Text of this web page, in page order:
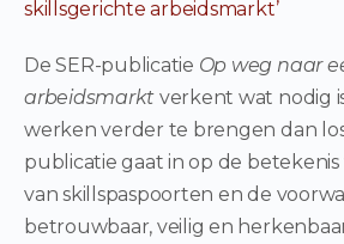
skillsgerichte arbeidsmarkt’
De SER-publicatie Op weg naar
arbeidsmarkt verkent wat nodig
werken verder te brengen dan
publicatie gaat in op de betekenis
van skillspaspoorten en de
betrouwbaar, veilig en